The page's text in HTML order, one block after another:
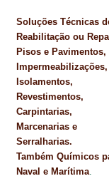
Soluções Técnicas
Reabilitação ou
Pisos e Pavimentos,
Impermeabilizações,
Isolamentos,
Revestimentos,
Carpintarias,
Marcenarias e
Serralharias.
Também Químicos
Naval e Marítima.